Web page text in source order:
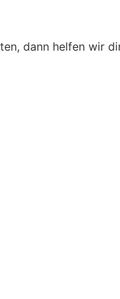
dann helfen wir